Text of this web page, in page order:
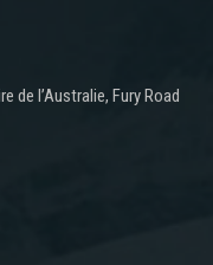
de l’Australie, Fury Road